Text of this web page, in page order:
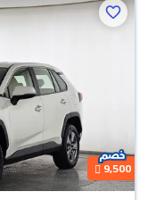
9,500